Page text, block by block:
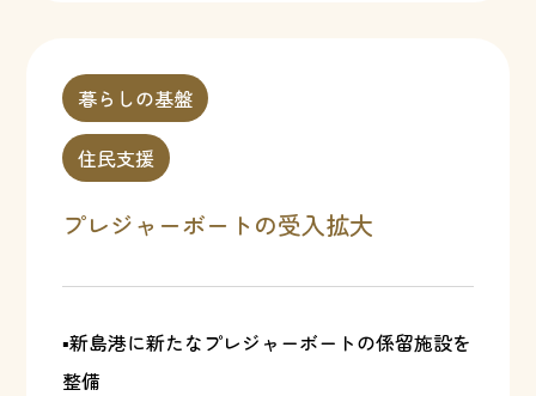
暮らしの基盤
住民支援
プレジャーボートの受入拡大
▪新島港に新たなプレジャーボートの係留施設を
整備